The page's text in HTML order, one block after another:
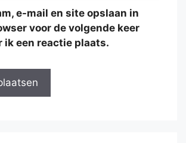
e-mail en site opslaan in
voor de volgende keer
ik een reactie plaats.